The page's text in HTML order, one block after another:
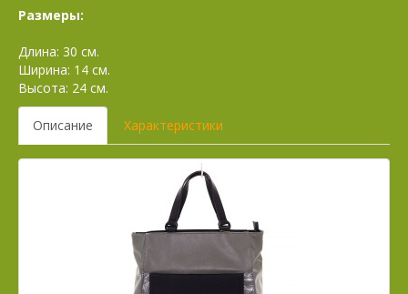
Размеры:
Длина: 30 см.
Ширина: 14 см.
Высота: 24 см.
Описание Характеристики